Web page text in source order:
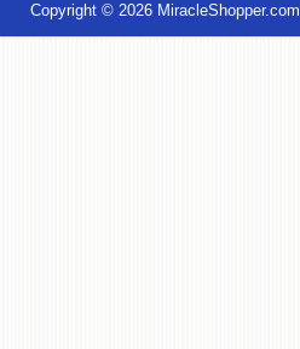
Copyright © 2026 MiracleShopper.com